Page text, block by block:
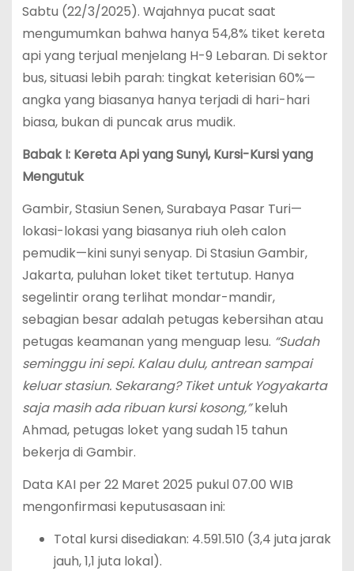
Sabtu (22/3/2025). Wajahnya pucat saat
mengumumkan bahwa hanya 54,8% tiket kereta
api yang terjual menjelang H-9 Lebaran. Di sektor
bus, situasi lebih parah: tingkat keterisian 60%—
angka yang biasanya hanya terjadi di hari-hari
biasa, bukan di puncak arus mudik.
Babak I: Kereta Api yang Sunyi, Kursi-Kursi yang
Mengutuk
Gambir, Stasiun Senen, Surabaya Pasar Turi—
lokasi-lokasi yang biasanya riuh oleh calon
pemudik—kini sunyi senyap. Di Stasiun Gambir,
Jakarta, puluhan loket tiket tertutup. Hanya
segelintir orang terlihat mondar-mandir,
sebagian besar adalah petugas kebersihan atau
petugas keamanan yang menguap lesu. “Sudah
seminggu ini sepi. Kalau dulu, antrean sampai
keluar stasiun. Sekarang? Tiket untuk Yogyakarta
saja masih ada ribuan kursi kosong,”keluh
Ahmad, petugas loket yang sudah 15 tahun
bekerja di Gambir.
Data KAI per 22 Maret 2025 pukul 07.00 WIB
mengonfirmasi keputusasaan ini:
Total kursi disediakan: 4.591.510 (3,4 juta jarak
jauh, 1,1 juta lokal).